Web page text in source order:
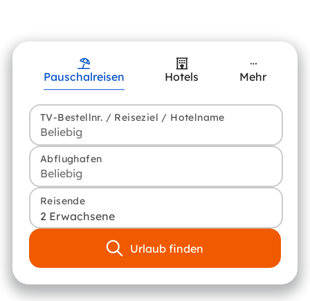
Pauschalreisen Hotels Mehr
TV-Bestellnr. / Reiseziel / Hotelname
Abflughafen
Reisende
2 Erwachsene
Urlaub finden